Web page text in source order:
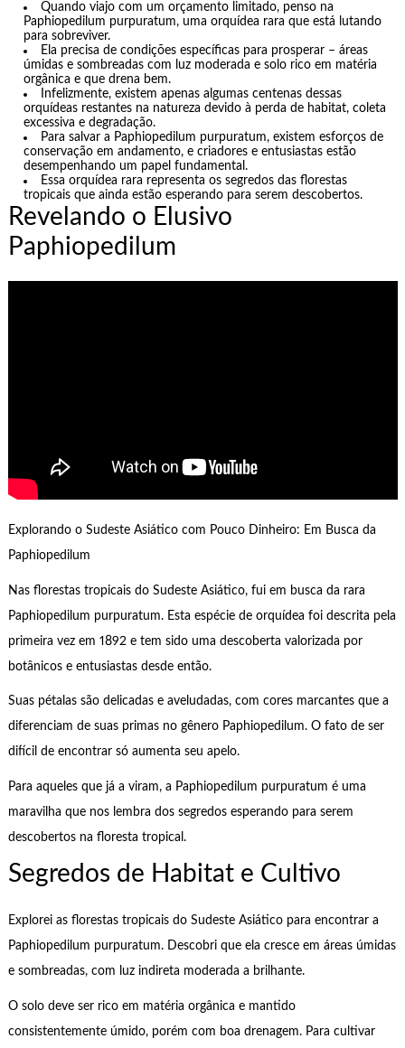
Quando viajo com um orçamento limitado, penso na
Paphiopedilum purpuratum, uma orquídea rara que está lutando
para sobreviver.
Ela precisa de condições específicas para prosperar – áreas
úmidas e sombreadas com luz moderada e solo rico em matéria
orgânica e que drena bem.
Infelizmente, existem apenas algumas centenas dessas
orquídeas restantes na natureza devido à perda de habitat, coleta
excessiva e degradação.
Para salvar a Paphiopedilum purpuratum, existem esforços de
conservação em andamento, e criadores e entusiastas estão
desempenhando um papel fundamental.
Essa orquídea rara representa os segredos das florestas
tropicais que ainda estão esperando para serem descobertos.
Revelando o Elusivo
Paphiopedilum
Explorando o Sudeste Asiático com Pouco Dinheiro: Em Busca da
Paphiopedilum
Nas florestas tropicais do Sudeste Asiático, fui em busca da rara
Paphiopedilum purpuratum. Esta espécie de orquídea foi descrita pela
primeira vez em 1892 e tem sido uma descoberta valorizada por
botânicos e entusiastas desde então.
Suas pétalas são delicadas e aveludadas, com cores marcantes que a
diferenciam de suas primas no gênero Paphiopedilum. O fato de ser
difícil de encontrar só aumenta seu apelo.
Para aqueles que já a viram, a Paphiopedilum purpuratum é uma
maravilha que nos lembra dos segredos esperando para serem
descobertos na floresta tropical.
Segredos de Habitat e Cultivo
Explorei as florestas tropicais do Sudeste Asiático para encontrar a
Paphiopedilum purpuratum. Descobri que ela cresce em áreas úmidas
e sombreadas, com luz indireta moderada a brilhante.
O solo deve ser rico em matéria orgânica e mantido
consistentemente úmido, porém com boa drenagem. Para cultivar